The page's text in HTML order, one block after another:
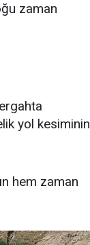
zaman
yol kesiminin
hem zaman